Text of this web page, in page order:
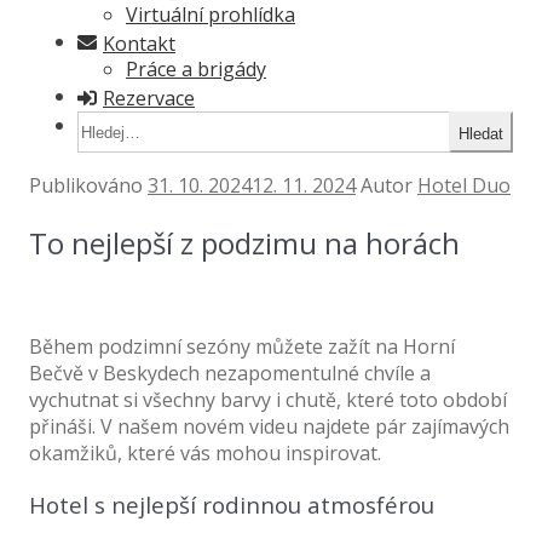
Kontakt
Práce a brigády
Rezervace
Virtuální prohlídka
Kontakt
Práce a brigády
Rezervace
Hledat:
Publikováno 31. 10. 202412. 11. 2024Autor Hotel Duo
To nejlepší z podzimu na horách
Během podzimní sezóny můžete zažít na Horní
Bečvě v Beskydech nezapomentulné chvíle a
vychutnat si všechny barvy i chutě, které toto období
přináši. V našem novém videu najdete pár zajímavých
okamžiků, které vás mohou inspirovat.
Hotel s nejlepší rodinnou atmosférou